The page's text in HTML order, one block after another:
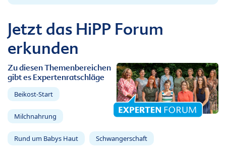
Jetzt das HiPP Forum
erkunden
Zu diesen Themenbereichen
gibt es Expertenratschläge
Beikost-Start
Milchnahrung
Rund um Babys Haut Schwangerschaft